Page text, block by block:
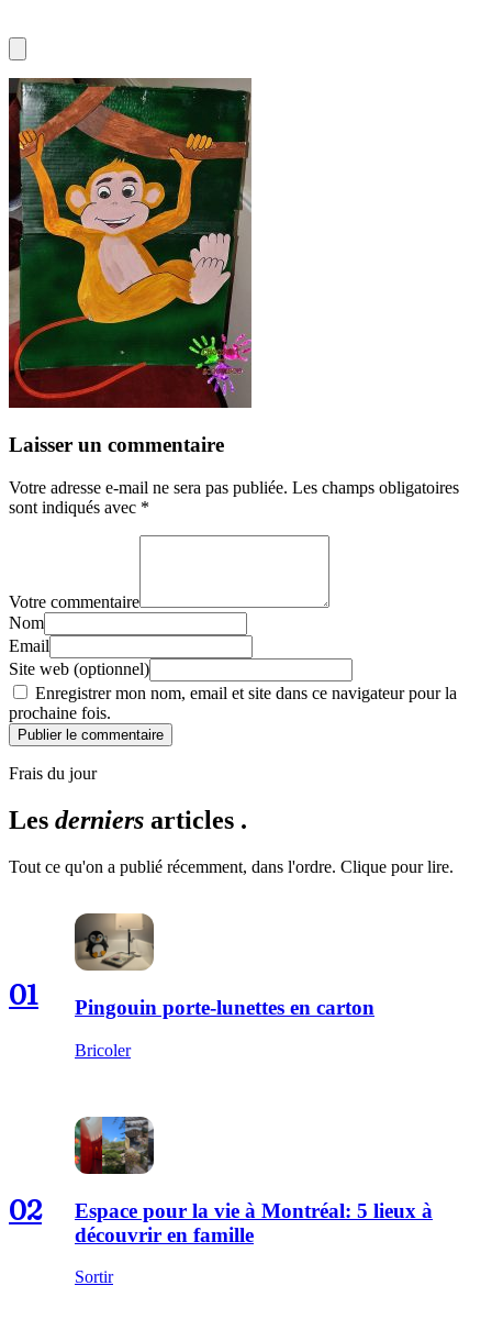
Laisser un commentaire
Votre adresse e-mail ne sera pas publiée. Les champs obligatoires
sont indiqués avec *
Votre commentaire
Nom
Email
Site web (optionnel)
Enregistrer mon nom, email et site dans ce navigateur pour la
prochaine fois.
Publier le commentaire
Frais du jour
Les derniers articles .
Tout ce qu'on a publié récemment, dans l'ordre. Clique pour lire.
01 Pingouin porte-lunettes en carton
Bricoler
02
Espace pour la vie à Montréal: 5 lieux à
découvrir en famille
Sortir